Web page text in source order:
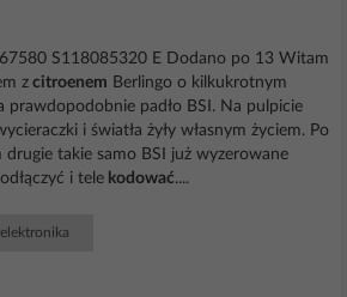
S118085320 E Dodano po 13 Witam
z citroenem Berlingo o kilkukrotnym
prawdopodobnie padło BSI. Na pulpicie
i światła żyły własnym życiem. Po
drugie takie samo BSI już wyzerowane
i tele kodować....